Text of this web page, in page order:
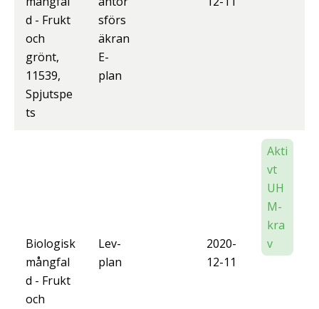
d - Frukt
och
grönt,
11539,
Spjutspe
ts
sförs
äkran
E-
plan
Biologisk
mångfal
d - Frukt
och
Lev-
plan
2020-
12-11
Akti
vt
UH
M-
kra
v